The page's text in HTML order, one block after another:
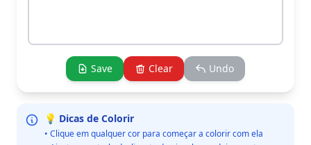
Save Clear Undo
💡 Dicas de Colorir
• Clique em qualquer cor para começar a colorir com ela